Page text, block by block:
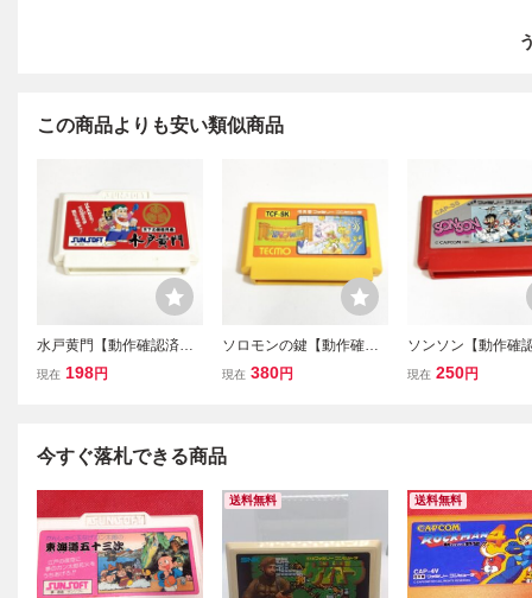
この商品よりも安い類似商品
水戸黄門【動作確認済】
８本まで同梱可 簡易清
現在 198円
ソロモンの鍵【動作確認
済】８本まで同梱可 簡
現在 380円
ソンソン【動作確
８本まで同梱可
現在 250円
今すぐ落札できる商品
送料無料 送料無料